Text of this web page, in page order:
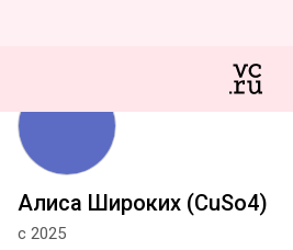
Алиса Широких (CuSo4)
с 2025